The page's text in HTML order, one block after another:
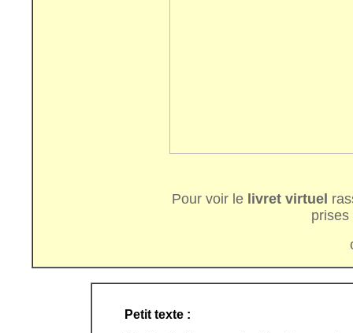
Pour voir le livret virtuel
prises
Petit texte :